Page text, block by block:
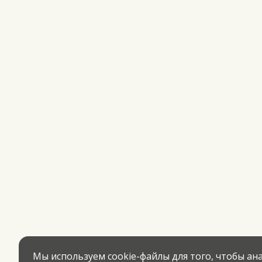
Мы используем cookie-файлы для того, чтобы